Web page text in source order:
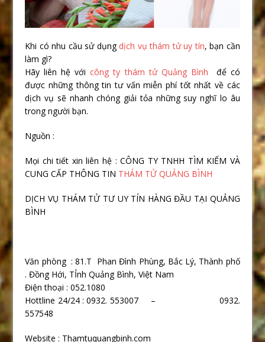
Khi có nhu cầu sử dụng dịch vụ thám tử uy tín, bạn cần
làm gì?
Hãy liên hệ với công ty thám tử Quảng Bình
để có
được những thông tin tư vấn miễn phí tốt nhất về các
dịch vụ sẽ nhanh chóng giải tỏa những suy nghĩ lo âu
trong người bạn.
Nguồn :
Mọi chi tiết xin liên hệ : CÔNG TY TNHH TÌM KIẾM VÀ
CUNG CẤP THÔNG TIN THÁM TỬ QUẢNG BÌNH
DỊCH VỤ THÁM TỬ TƯ UY TÍN HÀNG ĐẦU TẠI QUẢNG
BÌNH
Văn phòng : 81.T Phan Đình Phùng, Bắc Lý, Thành phố
. Đồng Hới, TỈnh Quảng Bình, Việt Nam
Điện thoại : 052.1080
Hottline 24/24 : 0932. 553007 – 0932.
557548
Website : Thamtuquangbinh.com